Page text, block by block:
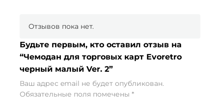
Отзывов пока нет.
Будьте первым, кто оставил отзыв на
“Чемодан для торговых карт Evoretro
черный малый Ver. 2”
Ваш адрес email не будет опубликован.
Обязательные поля помечены *